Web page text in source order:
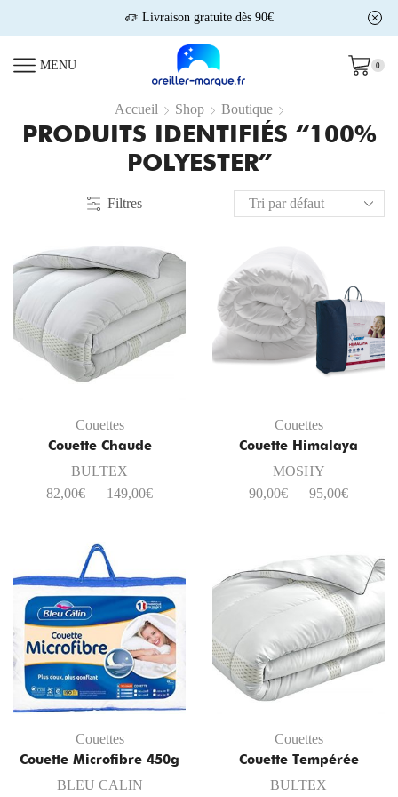
Livraison gratuite dès 90€
MENU 0
Accueil Shop Boutique
PRODUITS IDENTIFIÉS “100%
POLYESTER”
Filtres
Couettes
Couette Chaude
BULTEX
82,00€ – 149,00€
Couettes
Couette Himalaya
MOSHY
90,00€ – 95,00€
Couettes
Couette Microfibre 450g
BLEU CALIN
Couettes
Couette Tempérée
BULTEX